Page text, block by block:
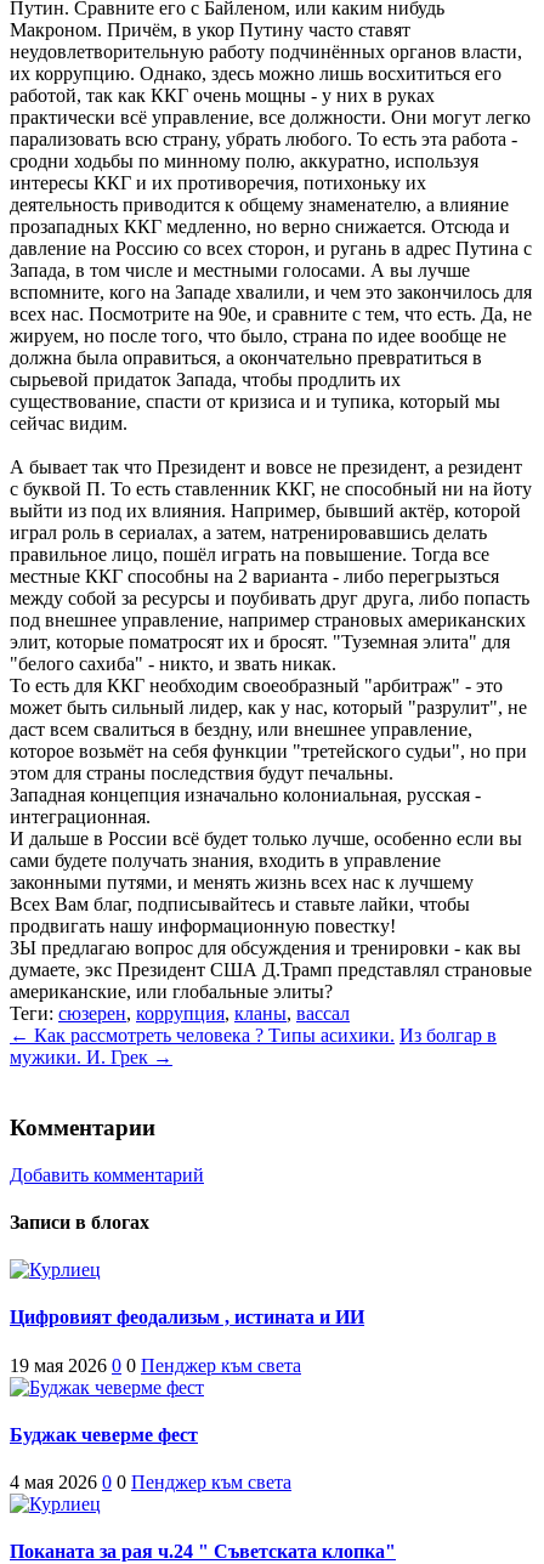
Путин. Сравните его с Байленом, или каким нибудь
Макроном. Причём, в укор Путину часто ставят
неудовлетворительную работу подчинённых органов власти,
их коррупцию. Однако, здесь можно лишь восхититься его
работой, так как ККГ очень мощны - у них в руках
практически всё управление, все должности. Они могут легко
парализовать всю страну, убрать любого. То есть эта работа -
сродни ходьбы по минному полю, аккуратно, используя
интересы ККГ и их противоречия, потихоньку их
деятельность приводится к общему знаменателю, а влияние
прозападных ККГ медленно, но верно снижается. Отсюда и
давление на Россию со всех сторон, и ругань в адрес Путина с
Запада, в том числе и местными голосами. А вы лучше
вспомните, кого на Западе хвалили, и чем это закончилось для
всех нас. Посмотрите на 90е, и сравните с тем, что есть. Да, не
жируем, но после того, что было, страна по идее вообще не
должна была оправиться, а окончательно превратиться в
сырьевой придаток Запада, чтобы продлить их
существование, спасти от кризиса и и тупика, который мы
сейчас видим.
А бывает так что Президент и вовсе не президент, а резидент
с буквой П. То есть ставленник ККГ, не способный ни на йоту
выйти из под их влияния. Например, бывший актёр, которой
играл роль в сериалах, а затем, натренировавшись делать
правильное лицо, пошёл играть на повышение. Тогда все
местные ККГ способны на 2 варианта - либо перегрызться
между собой за ресурсы и поубивать друг друга, либо попасть
под внешнее управление, например страновых американских
элит, которые поматросят их и бросят. "Туземная элита" для
"белого сахиба" - никто, и звать никак.
То есть для ККГ необходим своеобразный "арбитраж" - это
может быть сильный лидер, как у нас, который "разрулит", не
даст всем свалиться в бездну, или внешнее управление,
которое возьмёт на себя функции "третейского судьи", но при
этом для страны последствия будут печальны.
Западная концепция изначально колониальная, русская -
интеграционная.
И дальше в России всё будет только лучше, особенно если вы
сами будете получать знания, входить в управление
законными путями, и менять жизнь всех нас к лучшему
Всех Вам благ, подписывайтесь и ставьте лайки, чтобы
продвигать нашу информационную повестку!
ЗЫ предлагаю вопрос для обсуждения и тренировки - как вы
думаете, экс Президент США Д.Трамп представлял страновые
американские, или глобальные элиты?
Теги: сюзерен, коррупция, кланы, вассал
← Как рассмотреть человека ? Типы асихики. Из болгар в
мужики. И. Грек →
Комментарии
Добавить комментарий
Записи в блогах
Цифровият феодализьм , истината и ИИ
19 мая 2026 0 0 Пенджер към света
Буджак чеверме фест
4 мая 2026 0 0 Пенджер към света
Поканата за рая ч.24 " Съветската клопка"